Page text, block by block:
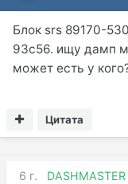
Блок srs 89170-
93с56. ищу дамп
может есть у
Цитата
6 г. DASHMASTER